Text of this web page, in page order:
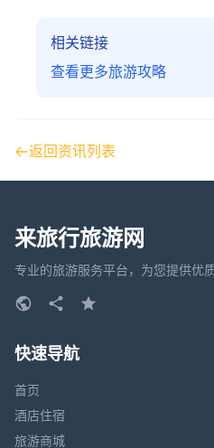
相关链接
查看更多旅游攻略
返回资讯列表
来旅行旅游网
专业的旅游服务平台，为您提供优
快速导航
首页
酒店住宿
旅游商城